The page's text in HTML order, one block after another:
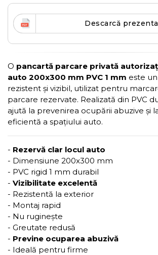
Descarcă
O pancartă parcare privată
auto 200x300 mm PVC 1 mm este
rezistent și vizibil, utilizat pentru
parcare rezervate. Realizată din PVC
ajută la prevenirea ocupării abuzive și
eficientă a spațiului auto.
- Rezervă clar locul auto
- Dimensiune 200x300 mm
- PVC rigid 1 mm durabil
- Vizibilitate excelentă
- Rezistentă la exterior
- Montaj rapid
- Nu ruginește
- Greutate redusă
- Previne ocuparea abuzivă
- Ideală pentru firme